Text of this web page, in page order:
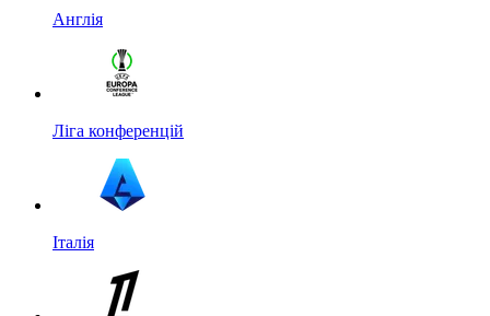
Англія
Ліга конференцій
Італія